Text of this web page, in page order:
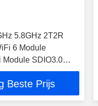
5.8GHz 2T2R
6 Module
Module SDIO3.0
Beste Prijs